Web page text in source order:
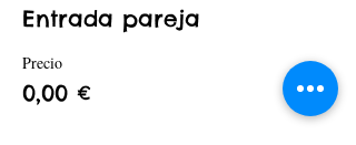
Entrada pareja
Precio
0,00 €